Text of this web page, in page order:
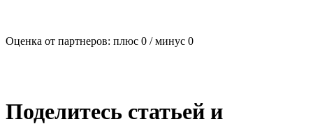
Оценка от партнеров: плюс 0 / минус 0
Поделитесь статьей и